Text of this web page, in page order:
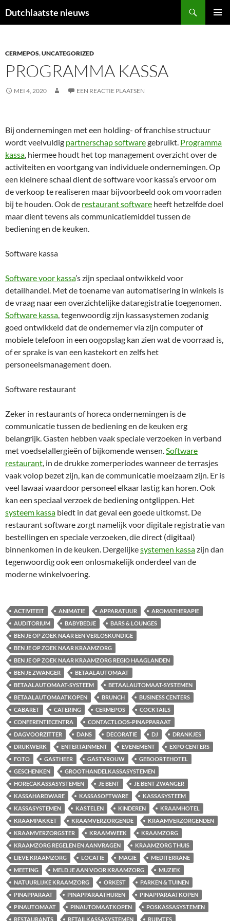
naar
Dutchlaatste nieuws
CERMEPOS,UNCATEGORIZED
PROGRAMMA KASSA
MEI 4, 2020 EEN REACTIE PLAATSEN
Bij ondernemingen met een holding- of franchise structuur
wordt veelvuldig partnerschap softwaregebruikt. Programma
kassa, hiermee houdt het top management overzicht over de
activiteiten en voortgang van individuele ondernemingen. Op
een kleinere schaal dient de software voor kassa’s ervoor om
de verkoop te realiseren maar bijvoorbeeld ook om voorraden
bij te houden. Ook de restaurant software heeft hetzelfde doel
maar dient tevens als communicatiemiddel tussen de
bediening en de keuken.
Software kassa
Software voor kassa’s zijn speciaal ontwikkeld voor
detailhandel. Met de toename van automatisering in winkels is
de vraag naar een overzichtelijke dataregistratie toegenomen.
Software kassa, tegenwoordig zijn kassasystemen zodanig
goed ontwikkeld dat de ondernemer via zijn computer of
mobiele telefoon in een oogopslag kan zien wat de voorraad is,
of er sprake is van een kastekort en zelfs het
personeelsmanagement doen.
Software restaurant
Zeker in restaurants of horeca ondernemingen is de
communicatie tussen de bediening en de keuken erg
belangrijk. Gasten hebben vaak speciale verzoeken in verband
met voedselallergieën of bijkomende wensen.Software
restaurant, in de drukke zomerperiodes wanneer de terrasjes
vaak volop bezet zijn, kan de communicatie moeizaam zijn. Er is
veel lawaai waardoor personeel elkaar lastig kan horen. Ook
kan een speciaal verzoek de bediening ontglippen. Het
systeem kassa biedt in dat geval een goede uitkomst. De
restaurant software zorgt namelijk voor digitale registratie van
bestellingen en speciale verzoeken, die direct (digitaal)
binnenkomen in de keuken. Dergelijkesystemen kassazijn dan
tegenwoordig ook een onlosmakelijk onderdeel van de
moderne winkelvoering.
ACTIVITEIT ANIMATIE APPARATUUR
AROMATHERAPIE
AUDITORIUM
BABYBEDJE
BARS & LOUNGES
BEN JE OP ZOEK NAAR EEN VERLOSKUNDIGE
BEN JE OP ZOEK NAAR KRAAMZORG
BEN JE OP ZOEK NAAR KRAAMZORG REGIO HAAGLANDEN
BEN JE ZWANGER
BETAALAUTOMAAT
BETAALAUTOMAAT-SYSTEEM
BETAALAUTOMAAT-SYSTEMEN
BETAALAUTOMAATKOPEN
BRUNCH
BUSINESS CENTERS
CABARET
CATERING CERMEPOS
COCKTAILS
CONFERENTIECENTRA
CONTACTLOOS-PINAPPARAAT
DAGVOORZITTER
DANS DECORATIE DJ
DRANKJES
DRUKWERK
ENTERTAINMENT EVENEMENT
EXPO CENTERS
FOTO
GASTHEER GASTVROUW
GEBOORTEHOTEL
GESCHENKEN
GROOTHANDELKASSASYSTEMEN
HORECAKASSASYSTEMEN
JE BENT
JE BENT ZWANGER
KASSAHARDWARE
KASSASOFTWARE
KASSASYSTEEM
KASSASYSTEMEN
KASTELEN KINDEREN
KRAAMHOTEL
KRAAMPAKKET
KRAAMVERZORGENDE
KRAAMVERZORGENDEN
KRAAMVERZORGSTER
KRAAMWEEK
KRAAMZORG
KRAAMZORG REGELEN EN AANVRAGEN
KRAAMZORG THUIS
LIEVE KRAAMZORG
LOCATIE MAGIE
MEDITERRANE
MEETING
MELD JE AAN VOOR KRAAMZORG
MUZIEK
NATUURLIJKE KRAAMZORG
ORKEST
PARKEN & TUINEN
PINAPPARAAT
PINAPPARAATHUREN
PINAPPARAATKOPEN
PINAUTOMAAT
PINAUTOMAATKOPEN
POSKASSASYSTEMEN
RESTAURANTS
RETAILKASSASYSTEMEN
RUIMTES